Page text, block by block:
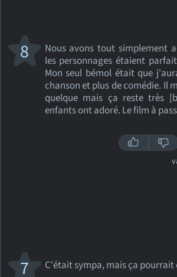
Nous avons tout simplement
les personnages étaient
Mon seul bémol était que
chanson et plus de comédie. Il
quelque mais ça reste très
enfants ont adoré. Le film à
8
C'était sympa, mais ça pourrait
7